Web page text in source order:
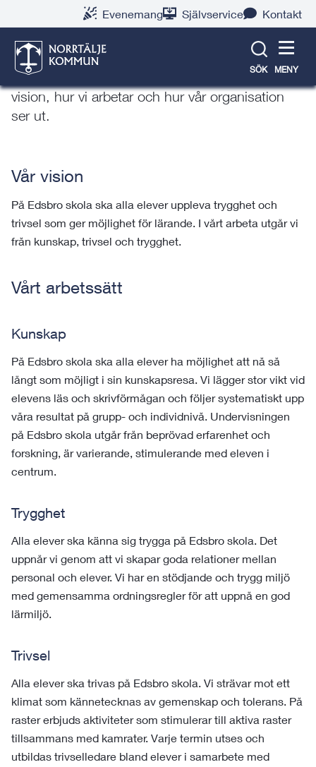
Evenemang Självservice Kontakt
SÖK MENY
Om Edsbro skola
Här hittar du information om Edsbro skola, vår
vision, hur vi arbetar och hur vår organisation
ser ut.
Vår vision
På Edsbro skola ska alla elever uppleva trygghet och
trivsel som ger möjlighet för lärande. I vårt arbeta utgår vi
från kunskap, trivsel och trygghet.
Vårt arbetssätt
Kunskap
På Edsbro skola ska alla elever ha möjlighet att nå så
långt som möjligt i sin kunskapsresa. Vi lägger stor vikt vid
elevens läs och skrivförmågan och följer systematiskt upp
våra resultat på grupp- och individnivå. Undervisningen
på Edsbro skola utgår från beprövad erfarenhet och
forskning, är varierande, stimulerande med eleven i
centrum.
Trygghet
Alla elever ska känna sig trygga på Edsbro skola. Det
uppnår vi genom att vi skapar goda relationer mellan
personal och elever. Vi har en stödjande och trygg miljö
med gemensamma ordningsregler för att uppnå en god
lärmiljö.
Trivsel
Alla elever ska trivas på Edsbro skola. Vi strävar mot ett
klimat som kännetecknas av gemenskap och tolerans. På
raster erbjuds aktiviteter som stimulerar till aktiva raster
tillsammans med kamrater. Varje termin utses och
utbildas trivselledare bland elever i samarbete med